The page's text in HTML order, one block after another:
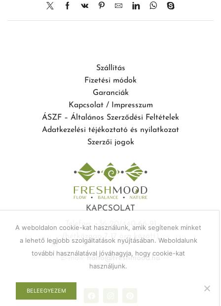
Szállítás
Fizetési módok
Garanciák
Kapcsolat / Impresszum
ÁSZF – Általános Szerződési Feltételek
Adatkezelési téjékoztató és nyilatkozat
Szerzői jogok
KAPCSOLAT
Telefon: +36 20/440-66-91
(hétköznap 7-17 óra között)
E-mail:haho@freshmood.hu
A weboldalon cookie-kat használunk, amik segítenek minket
a lehető legjobb szolgáltatások nyújtásában. Weboldalunk
további használatával jóváhagyja, hogy cookie-kat
használjunk.
BELEEGYEZEM